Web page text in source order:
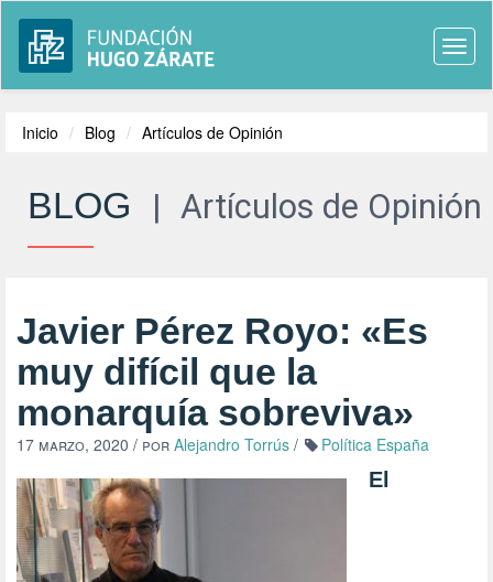
Inicio Blog Artículos de Opinión
BLOG | Artículos de Opinión
Javier Pérez Royo: «Es
muy difícil que la
monarquía sobreviva»
17 marzo, 2020 / por Alejandro Torrús / Política España
El